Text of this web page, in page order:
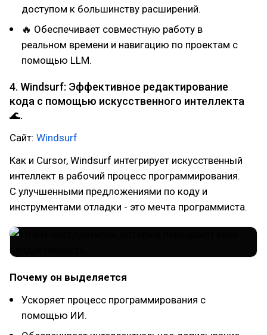
доступом к большинству расширений.
🔥 Обеспечивает совместную работу в
реальном времени и навигацию по проектам с
помощью LLM.
4. Windsurf: Эффективное редактирование
кода с помощью искусственного интеллекта
🌊.
Сайт: Windsurf
Как и Cursor, Windsurf интегрирует искусственный
интеллект в рабочий процесс программирования.
С улучшенными предложениями по коду и
инструментами отладки - это мечта программиста.
Почему он выделяется
Ускоряет процесс программирования с
помощью ИИ.